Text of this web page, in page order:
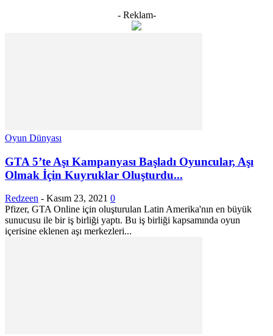
- Reklam-
Oyun Dünyası
GTA 5’te Aşı Kampanyası Başladı Oyuncular, Aşı
Olmak İçin Kuyruklar Oluşturdu...
Redzeen - Kasım 23, 2021 0
Pfizer, GTA Online için oluşturulan Latin Amerika'nın en büyük
sunucusu ile bir iş birliği yaptı. Bu iş birliği kapsamında oyun
içerisine eklenen aşı merkezleri...